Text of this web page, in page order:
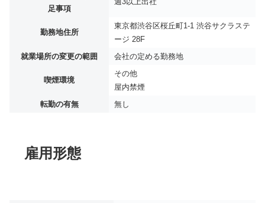
足事項
勤務地住所
東京都渋谷区桜丘町1-1 渋谷サクラステ
ージ 28F
就業場所の変更の範囲
会社の定める勤務地
喫煙環境
その他
屋内禁煙
転勤の有無
無し
雇用形態